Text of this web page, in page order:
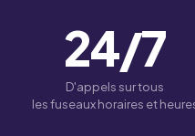
24/7
D'appels sur tous
les fuseaux horaires et